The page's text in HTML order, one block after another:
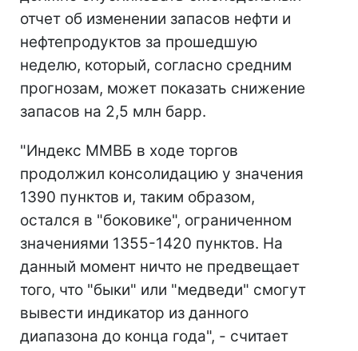
отчет об изменении запасов нефти и
нефтепродуктов за прошедшую
неделю, который, согласно средним
прогнозам, может показать снижение
запасов на 2,5 млн барр.
"Индекс ММВБ в ходе торгов
продолжил консолидацию у значения
1390 пунктов и, таким образом,
остался в "боковике", ограниченном
значениями 1355-1420 пунктов. На
данный момент ничто не предвещает
того, что "быки" или "медведи" смогут
вывести индикатор из данного
диапазона до конца года", - считает